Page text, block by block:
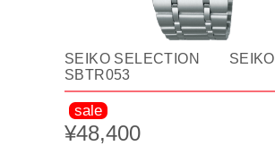
SEIKO SELECTION SEIKO
SBTR053
sale
¥48,400